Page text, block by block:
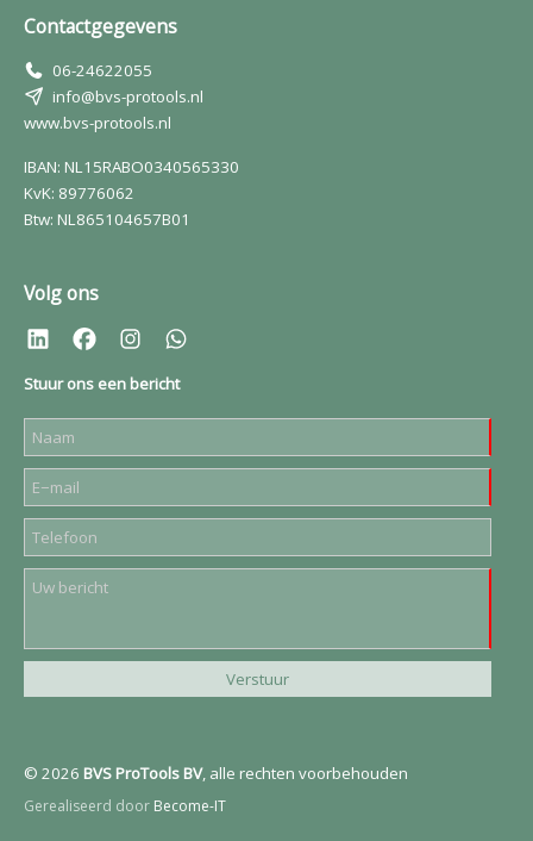
Contactgegevens
06-24622055
info@bvs-protools.nl
www.bvs-protools.nl
IBAN: NL15RABO0340565330
KvK: 89776062
Btw: NL865104657B01
Volg ons
Stuur ons een bericht
© 2026 BVS ProTools BV, alle rechten voorbehouden
Gerealiseerd door Become-IT